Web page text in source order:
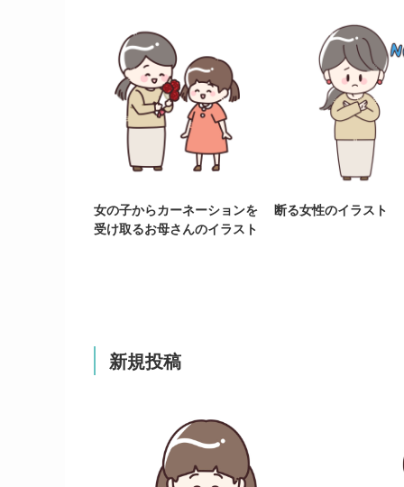
女の子からカーネーションを
受け取るお母さんのイラスト
断る女性のイラスト
新規投稿